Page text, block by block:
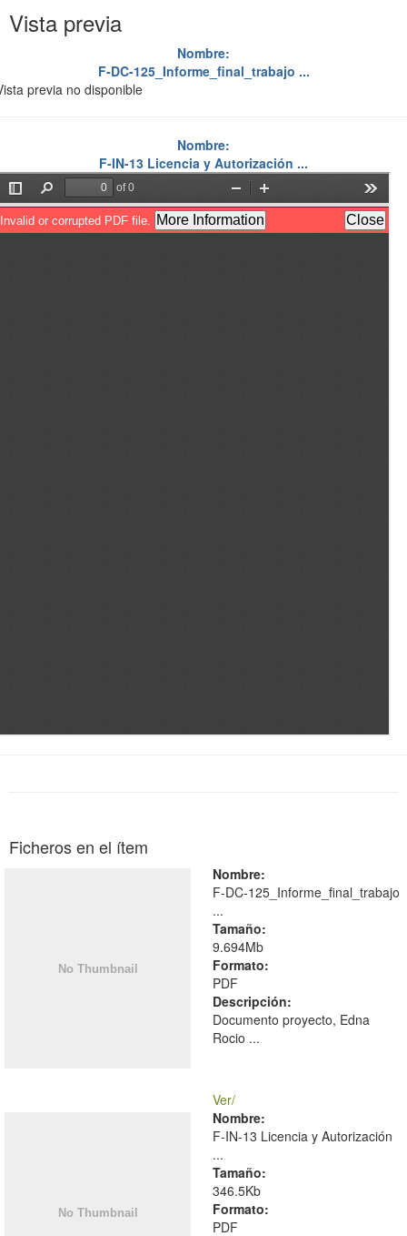
Vista previa
Nombre:
F-DC-125_Informe_final_trabajo ...
previa no disponible
Nombre:
F-IN-13 Licencia y Autorización ...
Ficheros en el ítem
Nombre:
F-DC-125_Informe_final_trabajo
...
Tamaño:
9.694Mb
Formato:
PDF
Descripción:
Documento proyecto, Edna
Rocio ...
Ver/
Nombre:
F-IN-13 Licencia y Autorización
...
Tamaño:
346.5Kb
Formato:
PDF